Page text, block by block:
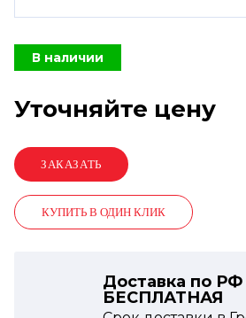
В наличии
Уточняйте цену
КУПИТЬ В ОДИН КЛИК
Доставка по
БЕСПЛАТНАЯ